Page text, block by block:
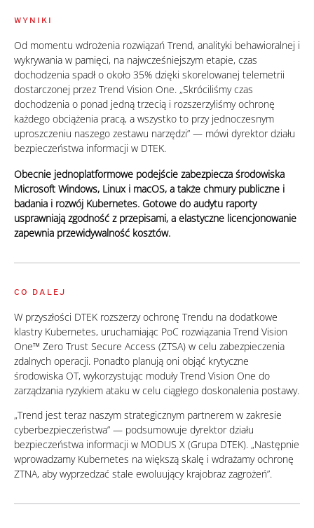
WYNIKI
Od momentu wdrożenia rozwiązań Trend, analityki behawioralnej i
wykrywania w pamięci, na najwcześniejszym etapie, czas
dochodzenia spadł o około 35% dzięki skorelowanej telemetrii
dostarczonej przez Trend Vision One. „Skróciliśmy czas
dochodzenia o ponad jedną trzecią i rozszerzyliśmy ochronę
każdego obciążenia pracą, a wszystko to przy jednoczesnym
uproszczeniu naszego zestawu narzędzi” — mówi dyrektor działu
bezpieczeństwa informacji w DTEK.
Obecnie jednoplatformowe podejście zabezpiecza środowiska
Microsoft Windows, Linux i macOS, a także chmury publiczne i
badania i rozwój Kubernetes. Gotowe do audytu raporty
usprawniają zgodność z przepisami, a elastyczne licencjonowanie
zapewnia przewidywalność kosztów.
CO DALEJ
W przyszłości DTEK rozszerzy ochronę Trendu na dodatkowe
klastry Kubernetes, uruchamiając PoC rozwiązania Trend Vision
One™ Zero Trust Secure Access (ZTSA) w celu zabezpieczenia
zdalnych operacji. Ponadto planują oni objąć krytyczne
środowiska OT, wykorzystując moduły Trend Vision One do
zarządzania ryzykiem ataku w celu ciągłego doskonalenia postawy.
„Trend jest teraz naszym strategicznym partnerem w zakresie
cyberbezpieczeństwa” — podsumowuje dyrektor działu
bezpieczeństwa informacji w MODUS X (Grupa DTEK). „Następnie
wprowadzamy Kubernetes na większą skalę i wdrażamy ochronę
ZTNA, aby wyprzedzać stale ewoluujący krajobraz zagrożeń”.